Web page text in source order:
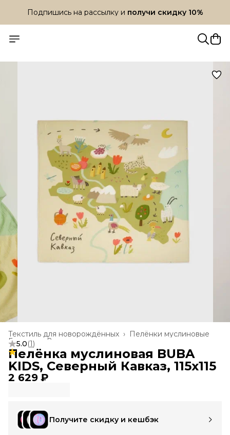
Подпишись на рассылку и получи скидку 10%
получи скидку 10%
Пелёнки муслиновые
Текстиль для новорождённых ›
Все товары
Главная
5.0(1)
Пелёнка муслиновая BUBA
KIDS, Северный Кавказ, 115х115
2 629 ₽
Получите скидку и кешбэк